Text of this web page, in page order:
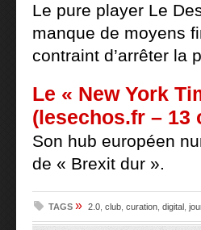
Le pure player Le
manque de moyens
contraint d’arrêter la
Le « New York
(lesechos.fr – 13
Son hub européen
de « Brexit dur ».
TAGS » 2.0 club curation digital